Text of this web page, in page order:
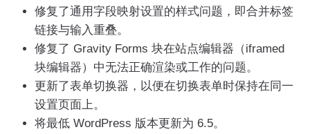
修复了通用字段映射设置的样式问题，即合并标签
链接与输入重叠。
修复了 Gravity Forms 块在站点编辑器（iframed
块编辑器）中无法正确渲染或工作的问题。
更新了表单切换器，以便在切换表单时保持在同一
设置页面上。
将最低 WordPress 版本更新为 6.5。